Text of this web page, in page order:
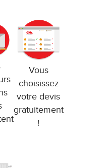
Vous
choisissez
votre devis
gratuitement
!